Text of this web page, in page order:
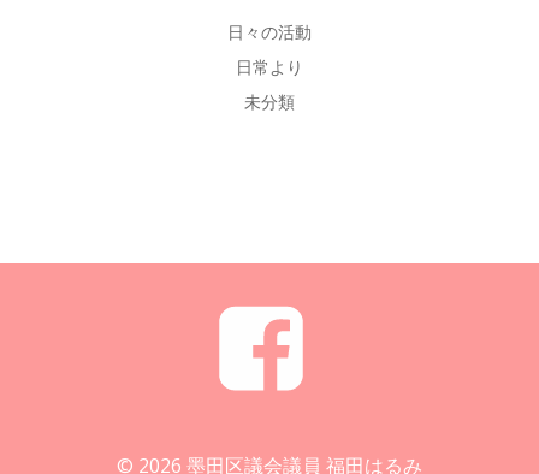
日々の活動
日常より
未分類
© 2026 墨田区議会議員 福田はるみ